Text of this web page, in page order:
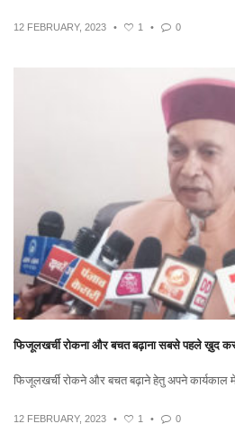
12 FEBRUARY, 2023 • 1 • 0
फिजूलखर्ची रोकना और बचत बढ़ाना सबसे पहले ख़ुद
फिजूलखर्ची रोकने और बचत बढ़ाने हेतु अपने कार्यकाल में
12 FEBRUARY, 2023 • 1 • 0